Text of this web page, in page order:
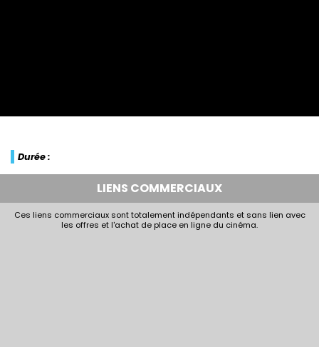
Durée :
LIENS COMMERCIAUX
Ces liens commerciaux sont totalement indépendants et sans lien avec
les offres et l'achat de place en ligne du cinéma.